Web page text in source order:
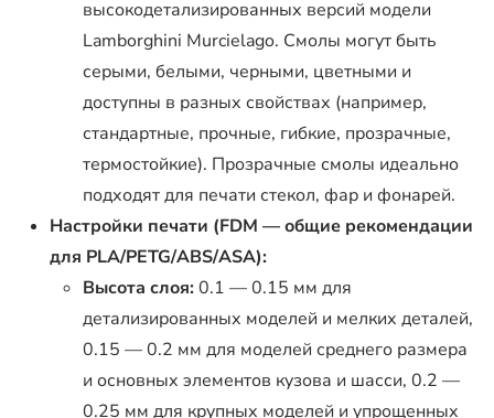
высокодетализированных версий модели
Lamborghini Murcielago. Смолы могут быть
серыми, белыми, черными, цветными и
доступны в разных свойствах (например,
стандартные, прочные, гибкие, прозрачные,
термостойкие). Прозрачные смолы идеально
подходят для печати стекол, фар и фонарей.
Настройки печати (FDM — общие рекомендации
для PLA/PETG/ABS/ASA):
Высота слоя:0.1 — 0.15 мм для
детализированных моделей и мелких деталей,
0.15 — 0.2 мм для моделей среднего размера
и основных элементов кузова и шасси, 0.2 —
0.25 мм для крупных моделей и упрощенных